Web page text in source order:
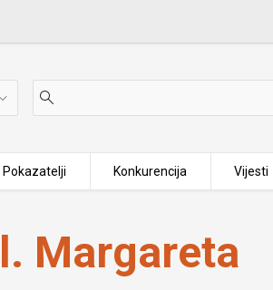
Pokazatelji Konkurencija Vijesti
Margareta